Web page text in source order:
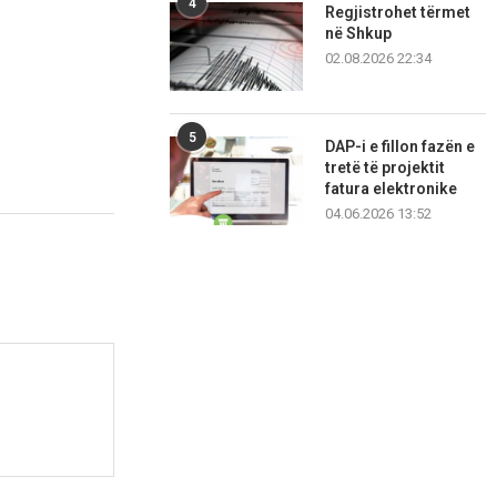
4
Regjistrohet tërmet
në Shkup
02.08.2026 22:34
5
DAP-i e fillon fazën e
tretë të projektit
fatura elektronike
04.06.2026 13:52